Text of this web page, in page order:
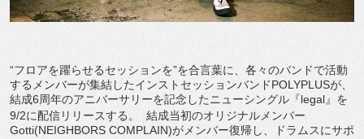
“フロアを躍らせるセッションを”を合言葉に、各々のバンドで活動
するメンバーが集結したインストセッションバンドPOLYPLUSが、
結成6周年のアニバーサリーを記念したニューシングル『legal』を
9/2に配信リリースする。 結成当初のオリジナルメンバー
Gotti(NEIGHBORS COMPLAIN)がメンバー復帰し、ドラムスにサポ